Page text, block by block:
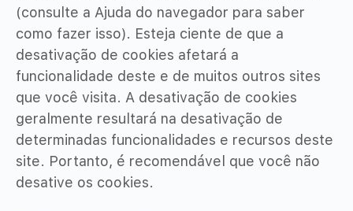
(consulte a Ajuda do navegador para saber
como fazer isso). Esteja ciente de que a
desativação de cookies afetará a
funcionalidade deste e de muitos outros sites
que você visita. A desativação de cookies
geralmente resultará na desativação de
determinadas funcionalidades e recursos deste
site. Portanto, é recomendável que você não
desative os cookies.